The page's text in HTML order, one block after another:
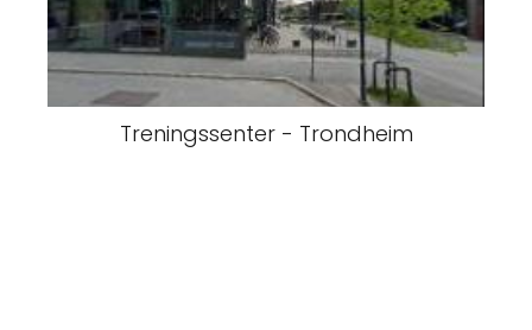
Treningssenter - Trondheim